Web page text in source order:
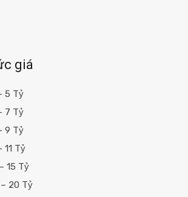
giá
5 Tỷ
7 Tỷ
9 Tỷ
11 Tỷ
15 Tỷ
– 20 Tỷ